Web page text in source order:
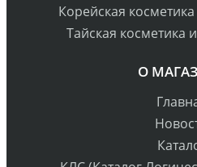
Корейская
Тайская косметика
О